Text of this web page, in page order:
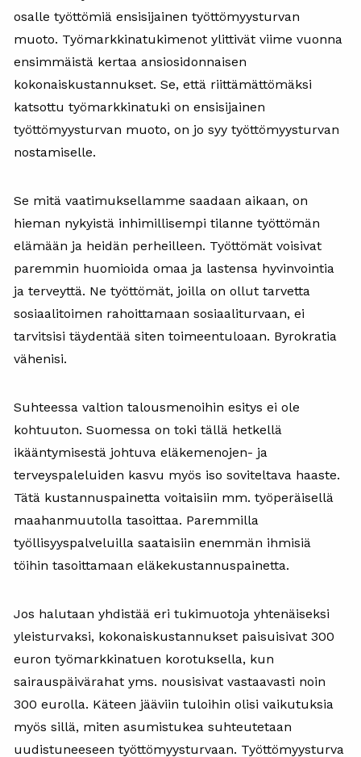
osalle työttömiä ensisijainen työttömyysturvan
muoto. Työmarkkinatukimenot ylittivät viime vuonna
ensimmäistä kertaa ansiosidonnaisen
kokonaiskustannukset. Se, että riittämättömäksi
katsottu työmarkkinatuki on ensisijainen
työttömyysturvan muoto, on jo syy työttömyysturvan
nostamiselle.
Se mitä vaatimuksellamme saadaan aikaan, on
hieman nykyistä inhimillisempi tilanne työttömän
elämään ja heidän perheilleen. Työttömät voisivat
paremmin huomioida omaa ja lastensa hyvinvointia
ja terveyttä. Ne työttömät, joilla on ollut tarvetta
sosiaalitoimen rahoittamaan sosiaaliturvaan, ei
tarvitsisi täydentää siten toimeentuloaan. Byrokratia
vähenisi.
Suhteessa valtion talousmenoihin esitys ei ole
kohtuuton. Suomessa on toki tällä hetkellä
ikääntymisestä johtuva eläkemenojen- ja
terveyspaleluiden kasvu myös iso soviteltava haaste.
Tätä kustannuspainetta voitaisiin mm. työperäisellä
maahanmuutolla tasoittaa. Paremmilla
työllisyyspalveluilla saataisiin enemmän ihmisiä
töihin tasoittamaan eläkekustannuspainetta.
Jos halutaan yhdistää eri tukimuotoja yhtenäiseksi
yleisturvaksi, kokonaiskustannukset paisuisivat 300
euron työmarkkinatuen korotuksella, kun
sairauspäivärahat yms. nousisivat vastaavasti noin
300 eurolla. Käteen jääviin tuloihin olisi vaikutuksia
myös sillä, miten asumistukea suhteutetaan
uudistuneeseen työttömyysturvaan. Työttömyysturva